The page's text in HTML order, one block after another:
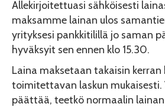
Allekirjoitettuasi sähköisesti
maksamme lainan ulos
yrityksesi pankkitilillä jo saman
hyväksyit sen ennen klo 15.30.
Laina maksetaan takaisin kerran
toimitettavan laskun mukaisesti.
päättää, teetkö normaalin lainan